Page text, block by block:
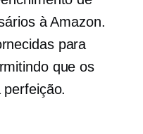
à Amazon.
para
que os